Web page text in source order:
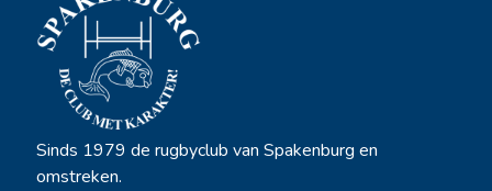
Sinds 1979 de rugbyclub van Spakenburg en
omstreken.